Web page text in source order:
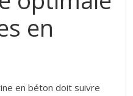
en
en béton doit suivre